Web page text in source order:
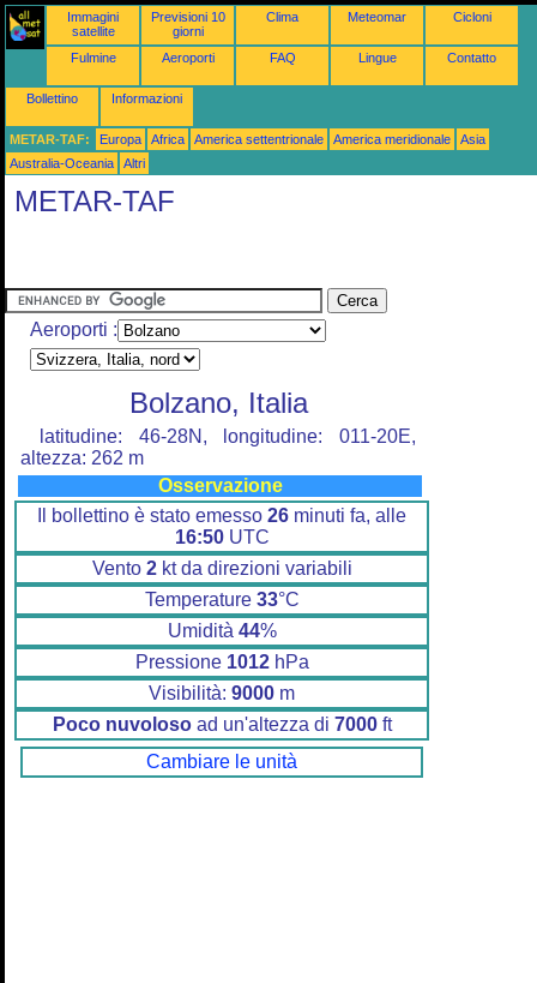
Immagini
satellite
Previsioni 10
giorni
Clima Meteomar Cicloni
Fulmine Aeroporti FAQ Lingue Contatto
Bollettino Informazioni
METAR-TAF: Europa Africa America settentrionale America meridionale
Asia
Australia-Oceania
Altri
METAR-TAF
Aeroporti :
Bolzano, Italia
latitudine: 46-28N, longitudine: 011-20E,
altezza: 262 m
Osservazione
Il bollettino è stato emesso 26 minuti fa, alle
16:50UTC
Vento 2kt da direzioni variabili
Temperature 33°C
Umidità 44%
Pressione 1012hPa
Visibilità: 9000 m
Poco nuvolosoad un'altezza di 7000ft
Cambiare le unità